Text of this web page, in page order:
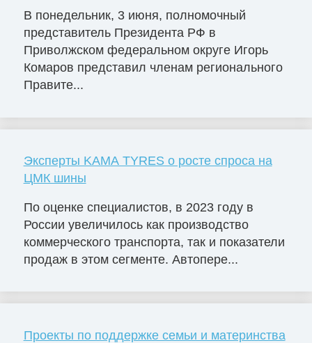
В понедельник, 3 июня, полномочный
представитель Президента РФ в
Приволжском федеральном округе Игорь
Комаров представил членам регионального
Правите...
Эксперты KAMA TYRES о росте спроса на
ЦМК шины
По оценке специалистов, в 2023 году в
России увеличилось как производство
коммерческого транспорта, так и показатели
продаж в этом сегменте. Автопере...
Проекты по поддержке семьи и материнства